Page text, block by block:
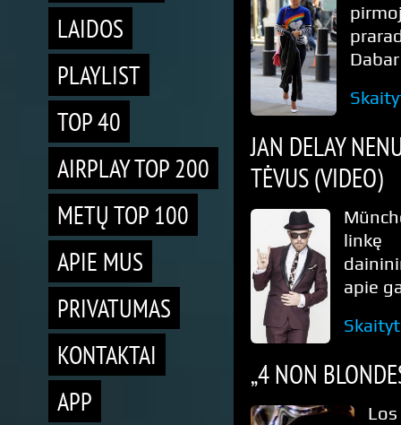
LAIDOS
PLAYLIST
TOP 40
AIRPLAY TOP 200
METŲ TOP 100
APIE MUS
PRIVATUMAS
KONTAKTAI
APP
JAN DELAY
TĖVUS (VIDEO)
linkę
apie
„4 NON